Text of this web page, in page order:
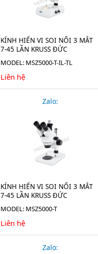
KÍNH HIỂN VI SOI NỔI 3 MẮT
7-45 LẦN KRUSS ĐỨC
MODEL: MSZ5000-T-IL-TL
Liên hệ
Zalo:
KÍNH HIỂN VI SOI NỔI 3 MẮT
7-45 LẦN KRUSS ĐỨC
MODEL: MSZ5000-T
Liên hệ
Zalo: